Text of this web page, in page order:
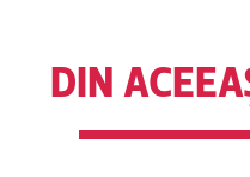
DIN